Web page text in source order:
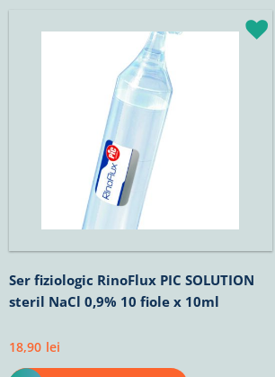
Ser fiziologic RinoFlux PIC SOLUTION
steril NaCl 0,9% 10 fiole x 10ml
18,90 lei